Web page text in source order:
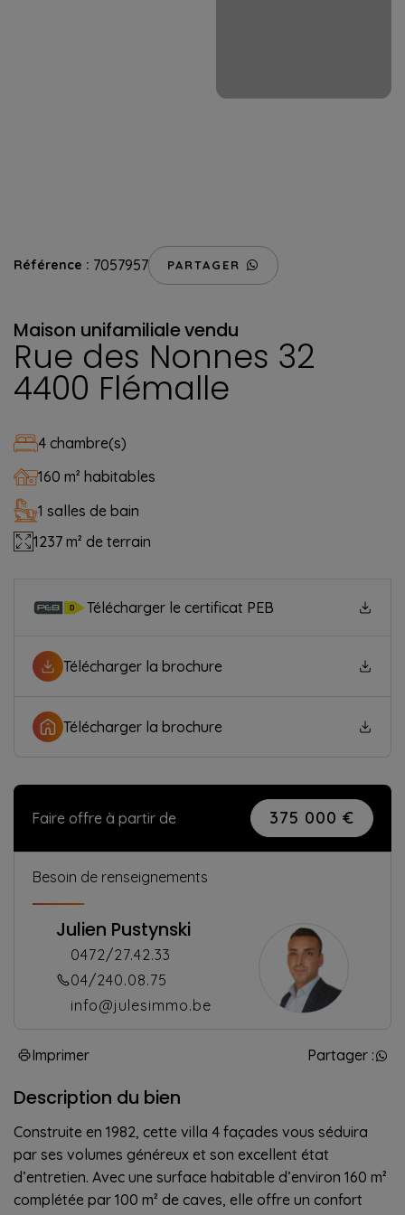
Référence : 7057957 PARTAGER
Maison unifamilialevendu
Rue des Nonnes 32
4400 Flémalle
4 chambre(s)
160 m² habitables
1 salles de bain
1237 m² de terrain
Télécharger le certificat PEB
Télécharger la brochure
Télécharger la brochure
Faire offre à partir de 375 000 €
Besoin de renseignements
Julien Pustynski
0472/27.42.33
04/240.08.75
info@julesimmo.be
Imprimer Partager :
Description du bien
Construite en 1982, cette villa 4 façades vous séduira
par ses volumes généreux et son excellent état
d’entretien. Avec une surface habitable d’environ 160 m²
complétée par 100 m² de caves, elle offre un confort